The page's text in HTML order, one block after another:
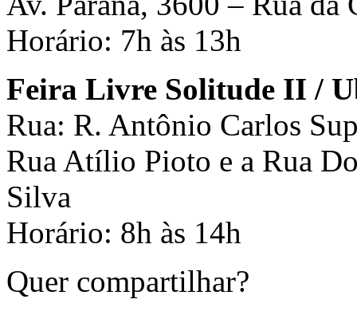
Horário: 7h às 13h
Feira Livre Solitude II /
Rua: R. Antônio Carlos
Rua Atílio Pioto e a Rua
Silva
Horário: 8h às 14h
Quer compartilhar?